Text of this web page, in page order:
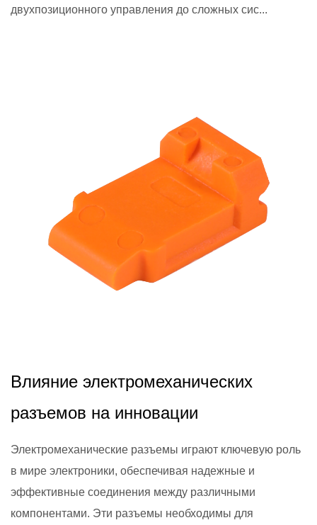
двухпозиционного управления до сложных сис...
Влияние электромеханических
разъемов на инновации
Электромеханические разъемы играют ключевую роль
в мире электроники, обеспечивая надежные и
эффективные соединения между различными
компонентами. Эти разъемы необходимы для